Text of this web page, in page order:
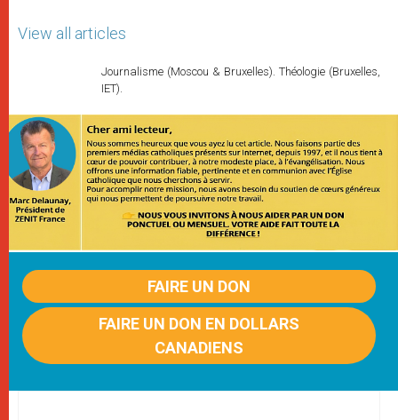
View all articles
Journalisme (Moscou & Bruxelles). Théologie (Bruxelles,
IET).
FAIRE UN DON
FAIRE UN DON EN DOLLARS
CANADIENS